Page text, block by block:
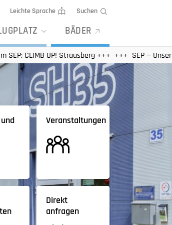
Leichte Sprache Suchen
BÄDER
Strausberg +++ SEP — Unsere Angebote und
Veranstaltungen
Direkt
anfragen